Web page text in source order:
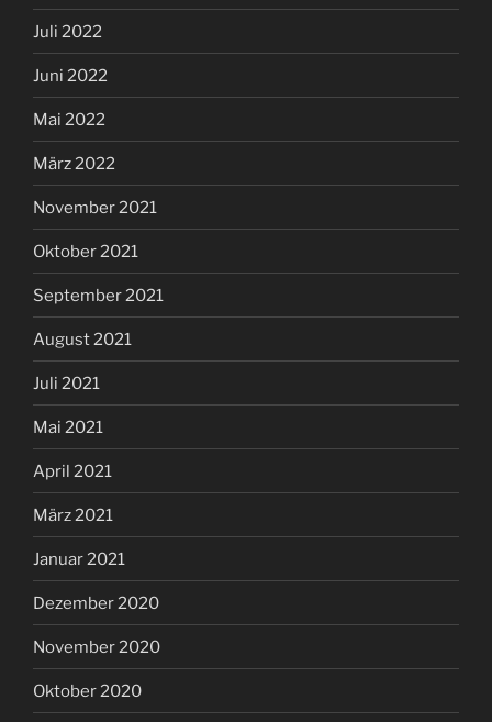
Juli 2022
Juni 2022
Mai 2022
März 2022
November 2021
Oktober 2021
September 2021
August 2021
Juli 2021
Mai 2021
April 2021
März 2021
Januar 2021
Dezember 2020
November 2020
Oktober 2020